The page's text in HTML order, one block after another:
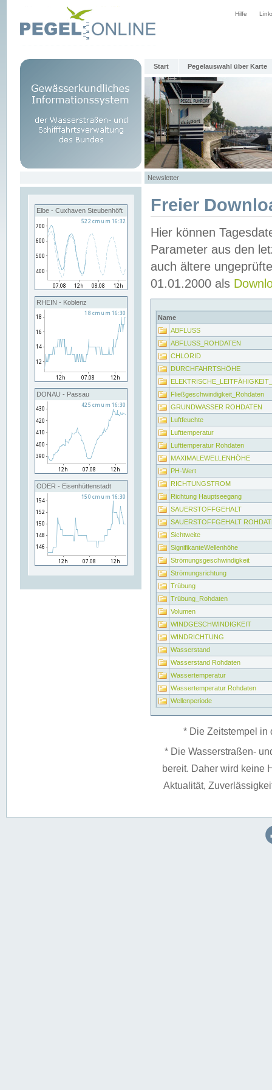
Hilfe
Start Pegelauswahl über Karte
Newsletter
Elbe - Cuxhaven Steubenhöft
RHEIN - Koblenz
DONAU - Passau
ODER - Eisenhüttenstadt
Freier
Hier können
Parameter aus den
auch ältere
01.01.2000 als
Name
ABFLUSS
ABFLUSS_ROHDATEN
CHLORID
DURCHFAHRTSHÖHE
Fließgeschwindigkeit_Rohdaten
GRUNDWASSER ROHDATEN
Luftfeuchte
Lufttemperatur
Lufttemperatur Rohdaten
MAXIMALEWELLENHÖHE
PH-Wert
RICHTUNGSTROM
Richtung Hauptseegang
SAUERSTOFFGEHALT
SAUERSTOFFGEHALT
Sichtweite
SignifikanteWellenhöhe
Strömungsgeschwindigkeit
Strömungsrichtung
Trübung
Trübung_Rohdaten
Volumen
WINDGESCHWINDIGKEIT
WINDRICHTUNG
Wasserstand
Wasserstand Rohdaten
Wassertemperatur
Wassertemperatur Rohdaten
Wellenperiode
* Die Zeitstempel in
* Die Wasserstraßen-
bereit. Daher wird keine
Aktualität,